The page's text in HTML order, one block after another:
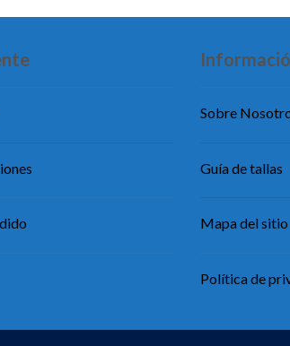
Sobre
Guía de tallas
Mapa del sitio
Política de